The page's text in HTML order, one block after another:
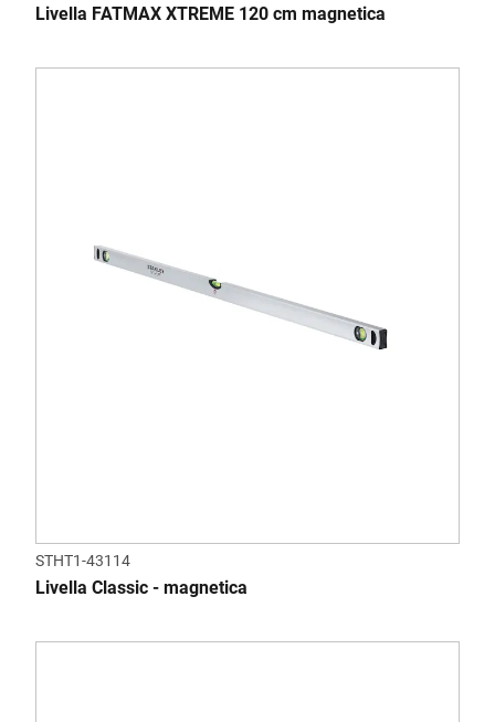
Livella FATMAX XTREME 120 cm magnetica
STHT1-43114
Livella Classic - magnetica